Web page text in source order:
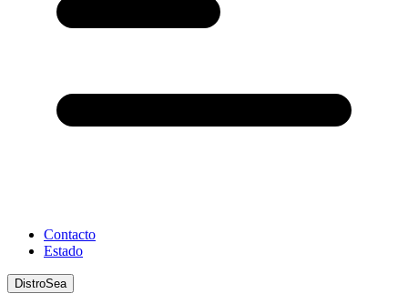
Contacto
Estado
DistroSea